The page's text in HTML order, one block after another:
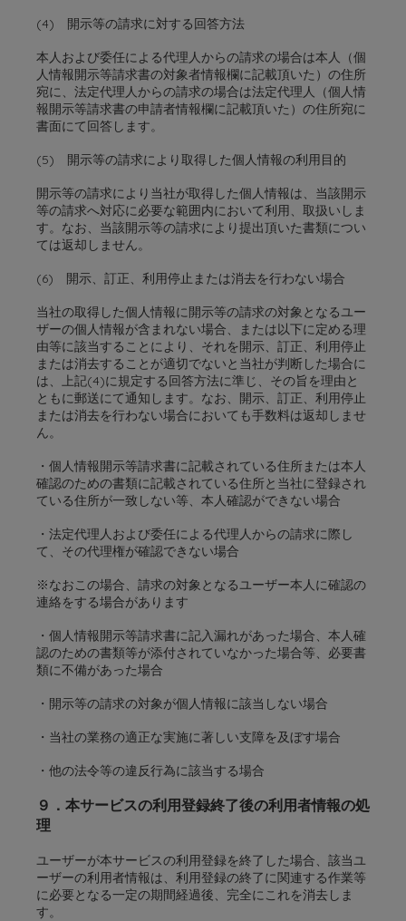
(4) 開示等の請求に対する回答方法
本人および委任による代理人からの請求の場合は本人（個
人情報開示等請求書の対象者情報欄に記載頂いた）の住所
宛に、法定代理人からの請求の場合は法定代理人（個人情
報開示等請求書の申請者情報欄に記載頂いた）の住所宛に
書面にて回答します。
(5) 開示等の請求により取得した個人情報の利用目的
開示等の請求により当社が取得した個人情報は、当該開示
等の請求へ対応に必要な範囲内において利用、取扱いしま
す。なお、当該開示等の請求により提出頂いた書類につい
ては返却しません。
(6) 開示、訂正、利用停止または消去を行わない場合
当社の取得した個人情報に開示等の請求の対象となるユー
ザーの個人情報が含まれない場合、または以下に定める理
由等に該当することにより、それを開示、訂正、利用停止
または消去することが適切でないと当社が判断した場合に
は、上記(4)に規定する回答方法に準じ、その旨を理由と
ともに郵送にて通知します。なお、開示、訂正、利用停止
または消去を行わない場合においても手数料は返却しませ
ん。
・個人情報開示等請求書に記載されている住所または本人
確認のための書類に記載されている住所と当社に登録され
ている住所が一致しない等、本人確認ができない場合
・法定代理人および委任による代理人からの請求に際し
て、その代理権が確認できない場合
※なおこの場合、請求の対象となるユーザー本人に確認の
連絡をする場合があります
・個人情報開示等請求書に記入漏れがあった場合、本人確
認のための書類等が添付されていなかった場合等、必要書
類に不備があった場合
・開示等の請求の対象が個人情報に該当しない場合
・当社の業務の適正な実施に著しい支障を及ぼす場合
・他の法令等の違反行為に該当する場合
９．本サービスの利用登録終了後の利用者情報の処
理
ユーザーが本サービスの利用登録を終了した場合、該当ユ
ーザーの利用者情報は、利用登録の終了に関連する作業等
に必要となる一定の期間経過後、完全にこれを消去しま
す。